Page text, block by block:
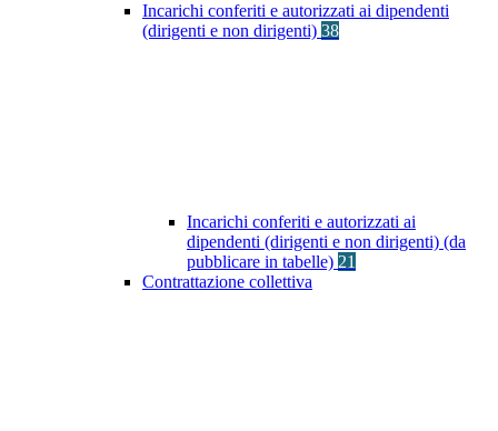
Incarichi conferiti e autorizzati ai dipendenti
(dirigenti e non dirigenti) 38
Incarichi conferiti e autorizzati ai
dipendenti (dirigenti e non dirigenti) (da
pubblicare in tabelle) 21
Contrattazione collettiva